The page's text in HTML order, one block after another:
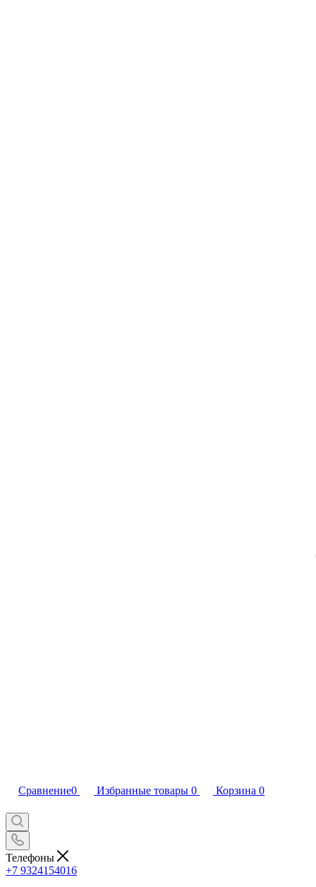
Сравнение0 Избранные товары 0 Корзина 0
Телефоны
+7 9324154016